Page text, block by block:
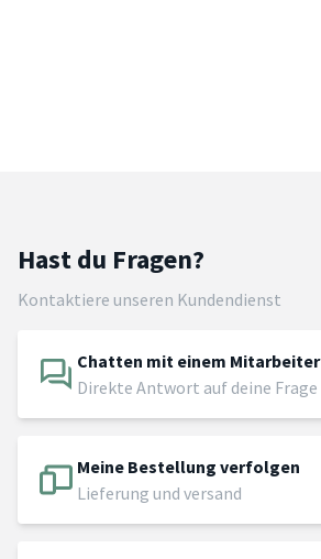
Hast du Fragen?
Kontaktiere unseren Kundendienst
Chatten mit einem Mitarbeiter
Direkte Antwort auf deine Frage
Meine Bestellung verfolgen
Lieferung und versand